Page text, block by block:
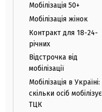
Мобілізація 50+
Мобілізація жінок
Контракт для 18-24-
річних
Відстрочка від
мобілізації
Мобілізація в Україні:
скільки осіб мобілізує
ТЦК